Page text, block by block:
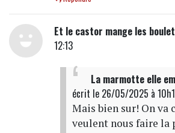
Et le castor mange les
12:13
La marmotte elle
écrit le 26/05/2025 à
Mais bien sur! On va
veulent nous faire la